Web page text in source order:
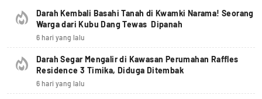
Darah Kembali Basahi Tanah di Kwamki Narama! Seorang
Warga dari Kubu Dang Tewas Dipanah
6 hari yang lalu
Darah Segar Mengalir di Kawasan Perumahan Raffles
Residence 3 Timika, Diduga Ditembak
6 hari yang lalu